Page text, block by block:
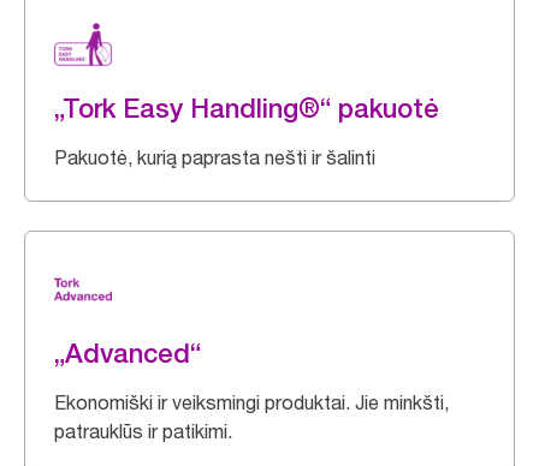
„Tork Easy Handling®“ pakuotė
Pakuotė, kurią paprasta nešti ir šalinti
„Advanced“
Ekonomiški ir veiksmingi produktai. Jie minkšti,
patrauklūs ir patikimi.